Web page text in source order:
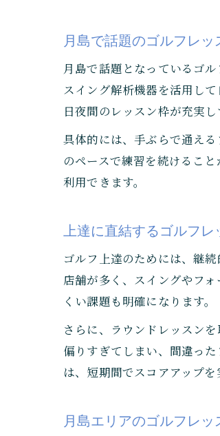
月島で話題のゴルフレ
月島で話題となっているゴ
スイング解析機器を活用し
日夜間のレッスン枠が充実
具体的には、手ぶらで通え
のペースで練習を続けるこ
利用できます。
上達に直結するゴルフレ
ゴルフ上達のためには、継
店舗が多く、スイングやフ
くい課題も明確になります。
さらに、ラウンドレッスン
偏りすぎてしまい、間違っ
は、短期間でスコアアップを
月島エリアのゴルフレ